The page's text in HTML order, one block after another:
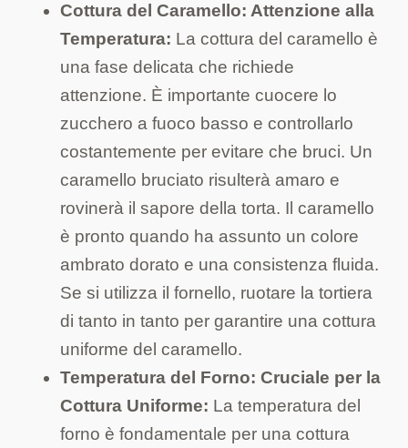
Cottura del Caramello: Attenzione alla
Temperatura: La cottura del caramello è
una fase delicata che richiede
attenzione. È importante cuocere lo
zucchero a fuoco basso e controllarlo
costantemente per evitare che bruci. Un
caramello bruciato risulterà amaro e
rovinerà il sapore della torta. Il caramello
è pronto quando ha assunto un colore
ambrato dorato e una consistenza fluida.
Se si utilizza il fornello, ruotare la tortiera
di tanto in tanto per garantire una cottura
uniforme del caramello.
Temperatura del Forno: Cruciale per la
Cottura Uniforme: La temperatura del
forno è fondamentale per una cottura